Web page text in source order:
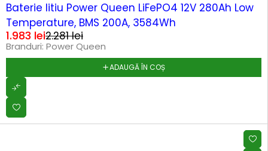
Baterie litiu Power Queen LiFePO4 12V 280Ah Low
Temperature, BMS 200A, 3584Wh
2.281lei
1.983 lei
Branduri: Power Queen
ADAUGĂ ÎN COȘ